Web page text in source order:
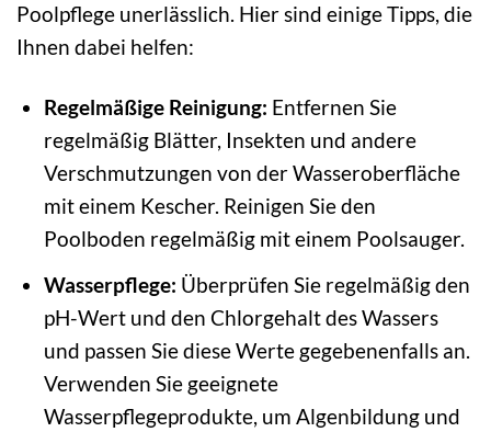
Poolpflege unerlässlich. Hier sind einige Tipps, die
Ihnen dabei helfen:
Regelmäßige Reinigung: Entfernen Sie
regelmäßig Blätter, Insekten und andere
Verschmutzungen von der Wasseroberfläche
mit einem Kescher. Reinigen Sie den
Poolboden regelmäßig mit einem Poolsauger.
Wasserpflege: Überprüfen Sie regelmäßig den
pH-Wert und den Chlorgehalt des Wassers
und passen Sie diese Werte gegebenenfalls an.
Verwenden Sie geeignete
Wasserpflegeprodukte, um Algenbildung und